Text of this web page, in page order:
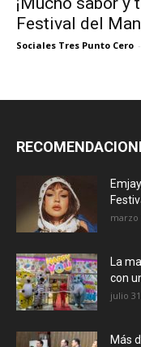
Festival del
Sociales Tres Punto Cero -
marzo
La
con
julio
Más